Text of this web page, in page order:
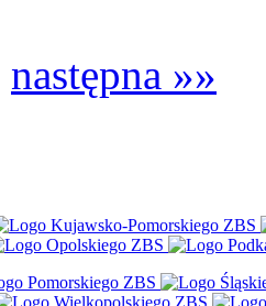
następna »»